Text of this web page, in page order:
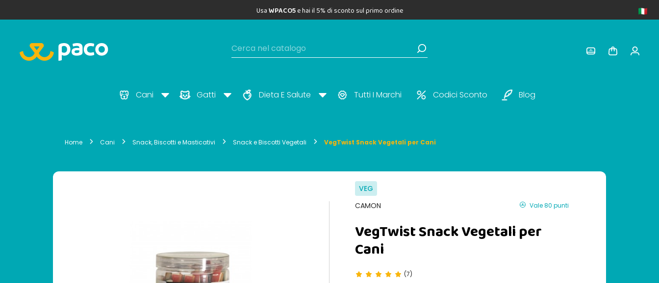
UsaWPACO5e hai il 5% di sconto sul primo ordine
Cani Gatti Dieta E Salute Tutti I Marchi Codici Sconto Blog
Home Cani Snack, Biscotti e Masticativi Snack e Biscotti Vegetali VegTwist Snack Vegetali per Cani
VEG
CAMON
Vale 80 punti
VegTwist Snack Vegetali per
Cani
(7)